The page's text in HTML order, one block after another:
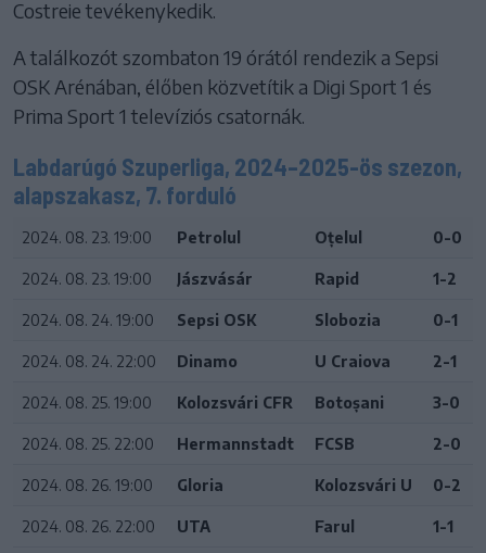
Costreie tevékenykedik.
A találkozót szombaton 19 órától rendezik a Sepsi
OSK Arénában, élőben közvetítik a Digi Sport 1 és
Prima Sport 1 televíziós csatornák.
Labdarúgó Szuperliga, 2024–2025-ös szezon,
alapszakasz, 7. forduló
2024. 08. 23. 19:00 Petrolul Oțelul 0-0
2024. 08. 23. 19:00 Jászvásár Rapid 1-2
2024. 08. 24. 19:00 Sepsi OSK Slobozia 0-1
2024. 08. 24. 22:00 Dinamo U Craiova 2-1
2024. 08. 25. 19:00 Kolozsvári CFR Botoșani 3-0
2024. 08. 25. 22:00 Hermannstadt FCSB 2-0
2024. 08. 26. 19:00 Gloria Kolozsvári U 0-2
2024. 08. 26. 22:00 UTA Farul 1-1